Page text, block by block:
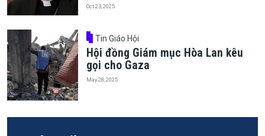
Oct 23, 2025
Tin Giáo Hội
Hội đồng Giám mục Hòa Lan kêu
gọi cho Gaza
May 28, 2025